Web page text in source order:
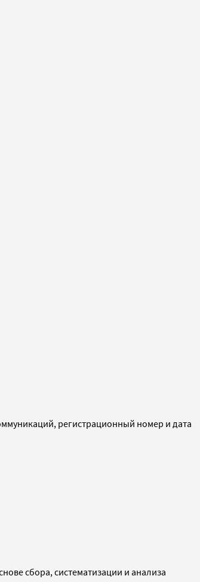
регистрационный номер и дата
сбора, систематизации и анализа